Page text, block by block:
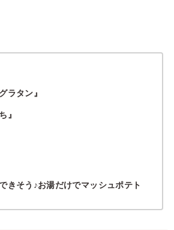
ラタン』
』
きそう♪お湯だけでマッシュポテト